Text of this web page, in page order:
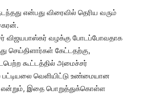
என்பது விரைவில் தெரிய வரும்
விஜயபாஸ்கர் வழக்கு போடப்போவதாக
செய்திளார்கள் கேட்டதற்கு,
கூட்டத்தில் அமைச்சர்
வெளியிட்டு உண்மையான
என்றும், இதை பொறுத்துக்கொள்ள